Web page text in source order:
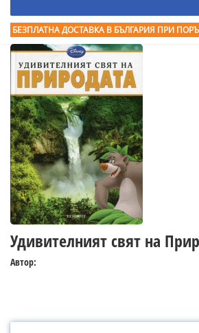
БЕЗПЛАТНА ДОСТАВКА В БЪЛГАРИЯ ПРИ
Удивителният свят на
Автор: